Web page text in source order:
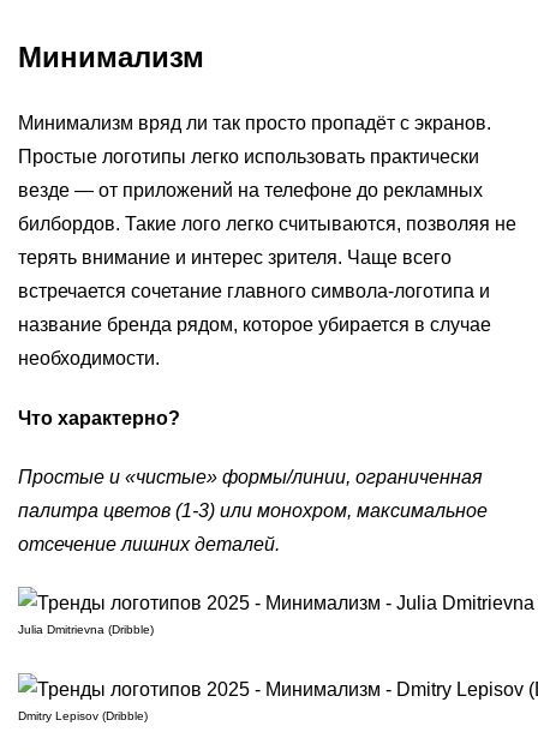
Минимализм
Минимализм вряд ли так просто пропадёт с экранов.
Простые логотипы легко использовать практически
везде — от приложений на телефоне до рекламных
билбордов. Такие лого легко считываются, позволяя не
терять внимание и интерес зрителя. Чаще всего
встречается сочетание главного символа-логотипа и
название бренда рядом, которое убирается в случае
необходимости.
Что характерно?
Простые и «чистые» формы/линии, ограниченная
палитра цветов (1-3) или монохром, максимальное
отсечение лишних деталей.
Julia Dmitrievna (Dribble)
Dmitry Lepisov (Dribble)